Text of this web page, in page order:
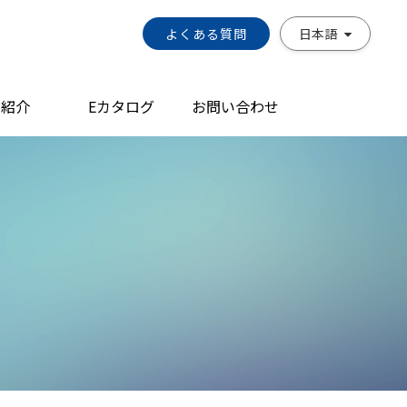
よくある質問 日本語
介 Eカタログ お問い合わせ